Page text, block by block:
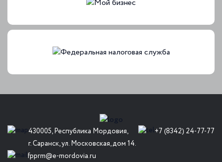
430005, Республика Мордовия,
г. Саранск, ул. Московская, дом 14.
+7 (8342) 24-77-77
fpprm@e-mordovia.ru